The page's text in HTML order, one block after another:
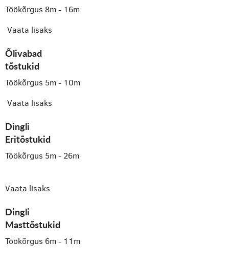
Töökõrgus 8m - 16m
Vaata lisaks
Õlivabad
tõstukid
Töökõrgus 5m - 10m
Vaata lisaks
Dingli
Eritõstukid
Töökõrgus 5m - 26m
Vaata lisaks
Dingli
Masttõstukid
Töökõrgus 6m - 11m